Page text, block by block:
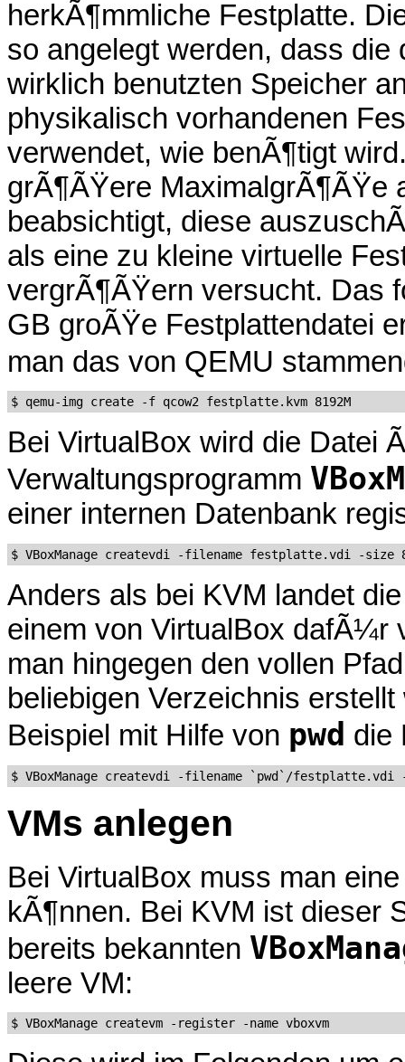
herkÃ¶mmliche Festplatte.
so angelegt werden, dass
wirklich benutzten Speicher
physikalisch vorhandenen
verwendet, wie benÃ¶tigt
grÃ¶ÃŸere MaximalgrÃ¶ÃŸe
beabsichtigt, diese
als eine zu kleine virtuelle
vergrÃ¶ÃŸern versucht. Das
GB groÃŸe Festplattendatei
man das von QEMU
Bei VirtualBox wird die Datei
Verwaltungsprogramm
einer internen Datenbank
Anders als bei KVM landet
einem von VirtualBox dafÃ¼r
man hingegen den vollen
beliebigen Verzeichnis
Beispiel mit Hilfe von pwd die
VMs anlegen
Bei VirtualBox muss man
kÃ¶nnen. Bei KVM ist dieser
bereits bekannten
leere VM: